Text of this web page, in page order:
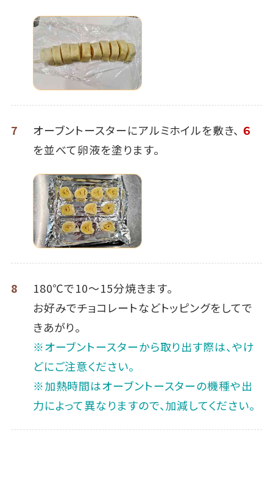
7 オーブントースターにアルミホイルを敷き、 ６
を並べて卵液を塗ります。
8
180℃で10～15分焼きます。
お好みでチョコレートなどトッピングをしてで
きあがり。
※オーブントースターから取り出す際は、やけ
どにご注意ください。
※加熱時間はオーブントースターの機種や出
力によって異なりますので、加減してください。